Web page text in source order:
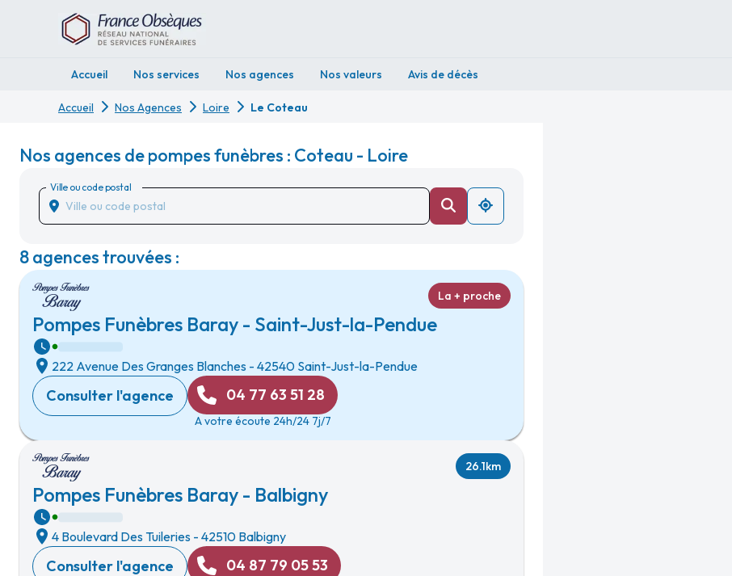
Accueil Nos services Nos agences Nos valeurs Avis de décès
Accueil Nos Agences Loire Le Coteau
Nos agences de pompes funèbres : Coteau - Loire
Ville ou code postal
8 agences trouvées :
Pompes Funèbres Baray - Saint-Just-la-Pendue
La + proche
222 Avenue Des Granges Blanches - 42540 Saint-Just-la-Pendue
Consulter l'agence 04 77 63 51 28
A votre écoute 24h/24 7j/7
Pompes Funèbres Baray - Balbigny
26.1km
4 Boulevard Des Tuileries - 42510 Balbigny
Consulter l'agence 04 87 79 05 53